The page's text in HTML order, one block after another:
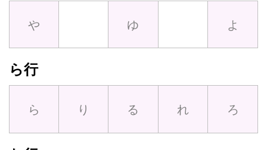
や ゆ よ
ら行
ら り る れ ろ